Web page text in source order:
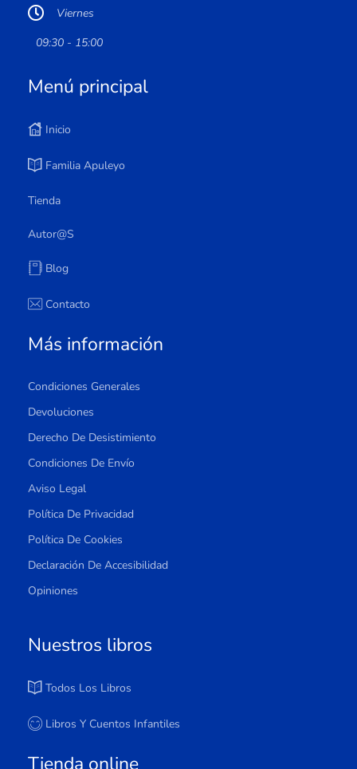
Viernes
09:30 - 15:00
Menú principal
Inicio
Familia Apuleyo
Tienda
Autor@s
Blog
Contacto
Más información
Condiciones Generales
Devoluciones
Derecho De Desistimiento
Condiciones De Envío
Aviso Legal
Política De Privacidad
Política De Cookies
Declaración De Accesibilidad
Opiniones
Nuestros libros
Todos Los Libros
Libros Y Cuentos Infantiles
Tienda online